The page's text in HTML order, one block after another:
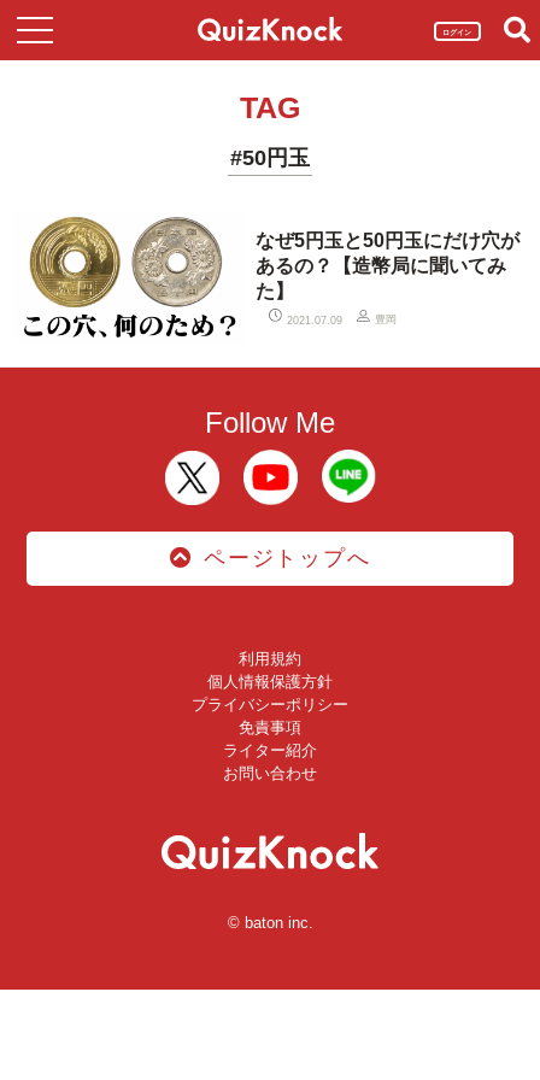
ログイン
TAG
#50円玉
なぜ5円玉と50円玉にだけ穴が
あるの？【造幣局に聞いてみ
た】
2021.07.09 豊岡
Follow Me
ページトップへ
利用規約
個人情報保護方針
プライバシーポリシー
免責事項
ライター紹介
お問い合わせ
© baton inc.